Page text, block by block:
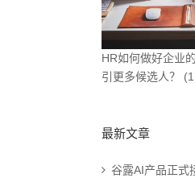
HR如何做好企业
引更多候选人？
最新文章
谷露AI产品正式